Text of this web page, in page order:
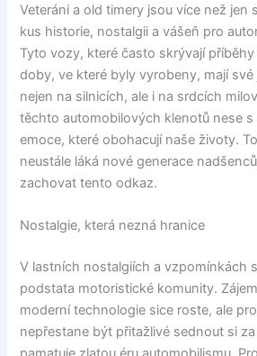
Veteráni a old timery jsou více než jen
kus historie, nostalgii a vášeň pro
Tyto vozy, které často skrývají
doby, ve které byly vyrobeny, mají
nejen na silnicích, ale i na srdcích
těchto automobilových klenotů nese
emoce, které obohacují naše životy.
neustále láká nové generace
zachovat tento odkaz.
Nostalgie, která nezná hranice
V lastních nostalgiích a vzpomínkách
podstata motoristické komunity.
moderní technologie sice roste, ale
nepřestane být přitažlivé sednout si